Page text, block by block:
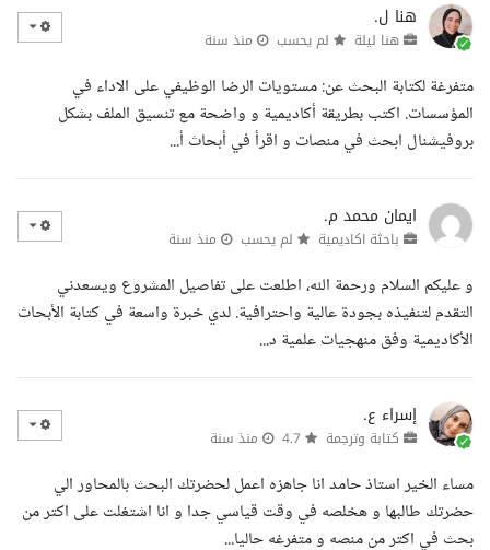
هنا ل.
هنا ليلة لم يحسب منذ سنة
متفرغة لكتابة البحث عن: مستويات الرضا الوظيفي على الاداء في
المؤسسات. اكتب بطريقة أكاديمية و واضحة مع تنسيق الملف بشكل
بروفيشنال ابحث في منصات و اقرأ في أبحاث أ...
ايمان محمد م.
باحثة اكاديمية لم يحسب منذ سنة
و عليكم السلام ورحمة الله، اطلعت على تفاصيل المشروع ويسعدني
التقدم لتنفيذه بجودة عالية واحترافية. لدي خبرة واسعة في كتابة الأبحاث
الأكاديمية وفق منهجيات علمية د...
إسراء ع.
كتابة وترجمة منذ سنة
مساء الخير استاذ حامد انا جاهزه اعمل لحضرتك البحث بالمحاور الي
حضرتك طالبها و هخلصه في وقت قياسي جدا و انا اشتغلت على اكتر من
بحث في اكتر من منصه و متفرغه حاليا...